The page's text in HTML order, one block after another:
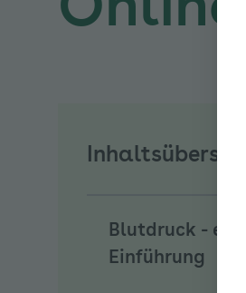
Blutdruck - eine
Einführung